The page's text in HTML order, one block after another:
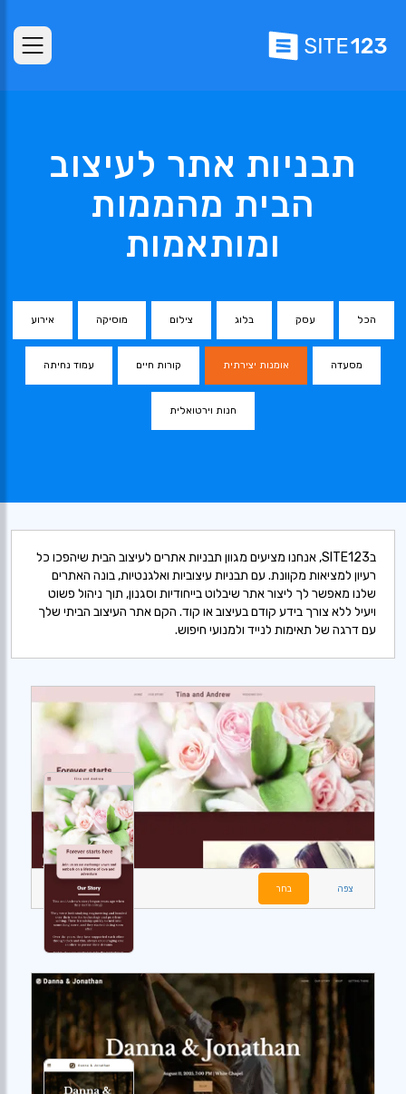
תבניות אתר לעיצוב
הבית מהממות
ומותאמות
הכל עסק בלוג צילום מוסיקה אירוע
מסעדה אומנות יצירתית קורות חיים עמוד נחיתה
חנות וירטואלית
בSITE123, אנחנו מציעים מגוון תבניות אתרים לעיצוב הבית שיהפכו כל
רעיון למציאות מקוונת. עם תבניות עיצוביות ואלגנטיות, בונה האתרים
שלנו מאפשר לך ליצור אתר שיבלוט בייחודיות וסגנון, תוך ניהול פשוט
ויעיל ללא צורך בידע קודם בעיצוב או קוד. הקם אתר העיצוב הביתי שלך
עם דרגה של תאימות לנייד ולמנועי חיפוש.
צפה בחר